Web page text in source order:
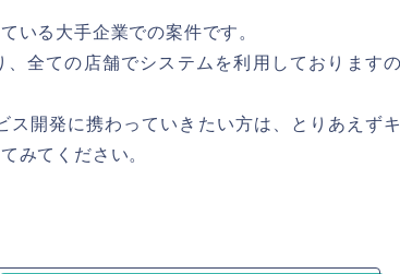
いる大手企業での案件です。
全ての店舗でシステムを利用しております
開発に携わっていきたい方は、とりあえず
みてください。